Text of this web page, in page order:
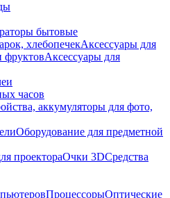
бытовые
хлебопечекАксессуары для
фруктовАксессуары для
часов
аккумуляторы для фото,
Оборудование для предметной
проектораОчки 3DСредства
ПроцессорыОптические